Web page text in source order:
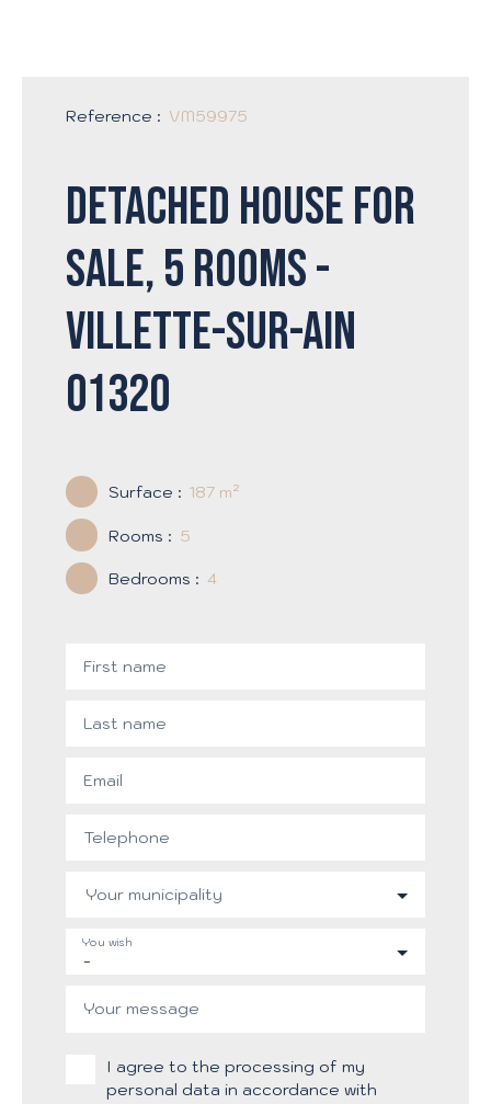
Reference : VM59975
Detached house for
sale, 5 rooms -
Villette-sur-Ain
01320
Surface : 187 m²
Rooms : 5
Bedrooms : 4
First name
Last name
Email
Telephone
Your municipality
-
You wish
Your message
I agree to the processing of my
personal data in accordance with